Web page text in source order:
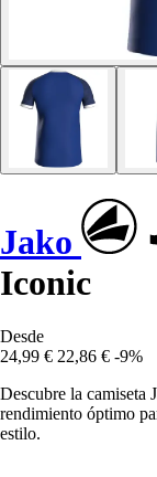
Jako
Iconic
Desde
24,99 € 22,86 € -9%
Descubre la camiseta
rendimiento óptimo
estilo.